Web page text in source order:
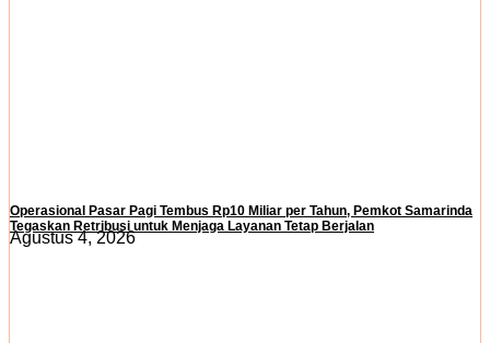
Operasional Pasar Pagi Tembus Rp10 Miliar per Tahun, Pemkot Samarinda
Tegaskan Retribusi untuk Menjaga Layanan Tetap Berjalan
Agustus 4, 2026